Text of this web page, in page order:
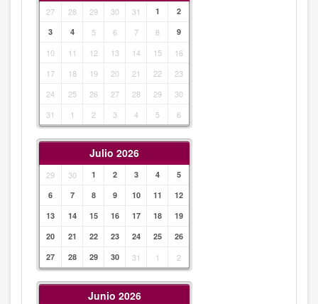
27 28 29 30 31 1
2
3
4 5 6 7 8 9
10 11 12 13 14 15
16
17
18 19 20 21 22
23
24
25 26 27 28 29
30
31
1 2 3 4 5 6
Julio 2026
29 30 1 2 3 4
5
6
7 8 9 10 11
12
13
14 15 16 17 18
19
20
21 22 23 24 25
26
27
28 29 30 31 1 2
Junio 2026